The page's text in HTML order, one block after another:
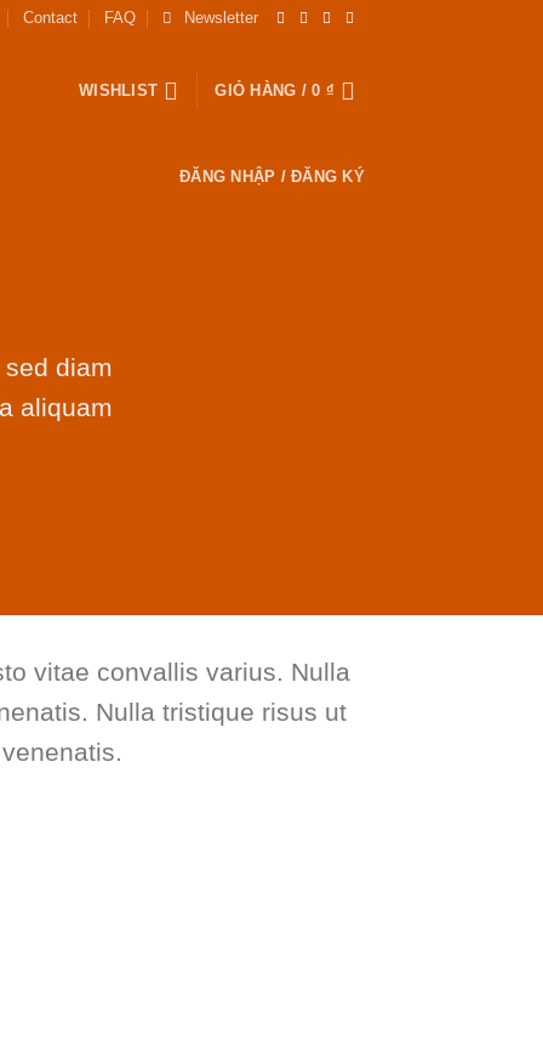
Contact FAQ Newsletter
WISHLIST GIỎ HÀNG /0 ₫
ĐĂNG NHẬP / ĐĂNG KÝ
diam
aliquam
vitae convallis varius. Nulla
Nulla tristique risus ut